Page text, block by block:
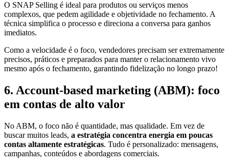
O SNAP Selling é ideal para produtos ou serviços menos
complexos, que pedem agilidade e objetividade no fechamento. A
técnica simplifica o processo e direciona a conversa para ganhos
imediatos.
Como a velocidade é o foco, vendedores precisam ser extremamente
precisos, práticos e preparados para manter o relacionamento vivo
mesmo após o fechamento, garantindo fidelização no longo prazo!
6. Account-based marketing (ABM): foco
em contas de alto valor
No ABM, o foco não é quantidade, mas qualidade. Em vez de
buscar muitos leads, a estratégia concentra energia em poucas
contas altamente estratégicas. Tudo é personalizado: mensagens,
campanhas, conteúdos e abordagens comerciais.